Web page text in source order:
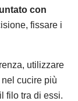
con
fissare i
utilizzare
cucire più
filo tra di essi.